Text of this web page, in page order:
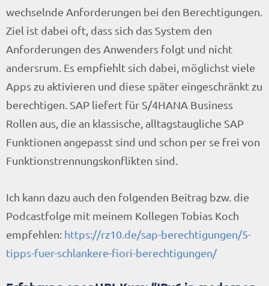
wechselnde Anforderungen bei den Berechtigungen.
Ziel ist dabei oft, dass sich das System den
Anforderungen des Anwenders folgt und nicht
andersrum. Es empfiehlt sich dabei, möglichst viele
Apps zu aktivieren und diese später eingeschränkt zu
berechtigen. SAP liefert für S/4HANA Business
Rollen aus, die an klassische, alltagstaugliche SAP
Funktionen angepasst sind und schon per se frei von
Funktionstrennungskonflikten sind.
Ich kann dazu auch den folgenden Beitrag bzw. die
Podcastfolge mit meinem Kollegen Tobias Koch
empfehlen: https://rz10.de/sap-berechtigungen/5-
tipps-fuer-schlankere-fiori-berechtigungen/